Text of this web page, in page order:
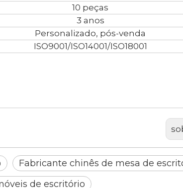
10 peças
3 anos
Personalizado, pós-venda
ISO9001/ISO14001/ISO18001
Fabricante chinês de mesa de
de escritório